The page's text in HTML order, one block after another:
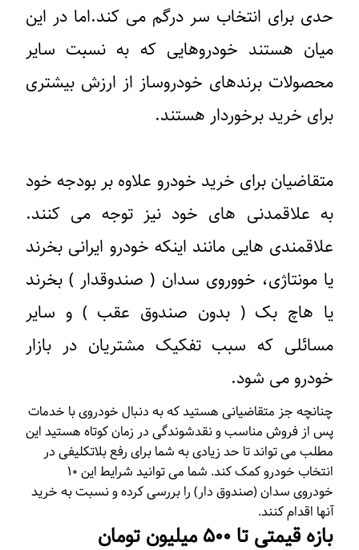
حدی برای انتخاب سر درگم می کند.اما در این
میان هستند خودروهایی که به نسبت سایر
محصولات برندهای خودروساز از ارزش بیشتری
برای خرید برخوردار هستند.
متقاضیان برای خرید خودرو علاوه بر بودجه خود
به علاقمدنی های خود نیز توجه می کنند.
علاقمندی هایی مانند اینکه خودرو ایرانی بخرند
یا مونتاژی، خووروی سدان ( صندوقدار ) بخرند
یا هاچ بک ( بدون صندوق عقب ) و سایر
مسائلی که سبب تفکیک مشتریان در بازار
خودرو می شود.
چنانچه جز متقاضیانی هستید که به دنبال خودروی با خدمات
پس از فروش مناسب و نقدشوندگی در زمان کوتاه هستید این
مطلب می تواند تا حد زیادی به شما برای رفع بلاتکلیفی در
انتخاب خودرو کمک کند. شما می توانید شرایط این ۱۰
خودروی سدان (صندوق دار) را بررسی کرده و نسبت به خرید
آنها اقدام کنند.
بازه قیمتی تا ۵۰۰ میلیون تومان